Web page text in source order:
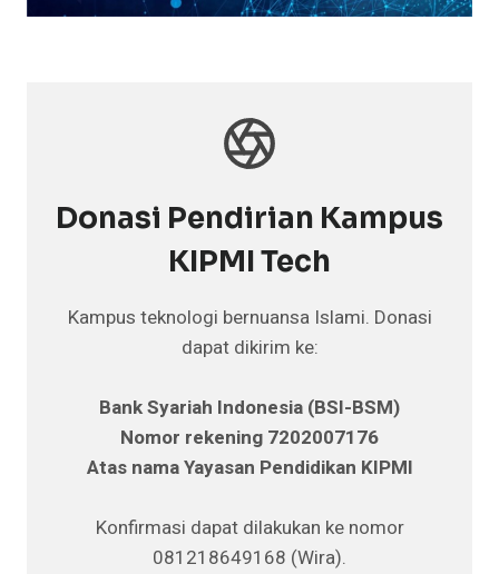
Donasi Pendirian Kampus
KIPMI Tech
Kampus teknologi bernuansa Islami. Donasi
dapat dikirim ke:
Bank Syariah Indonesia (BSI-BSM)
Nomor rekening 7202007176
Atas nama Yayasan Pendidikan KIPMI
Konfirmasi dapat dilakukan ke nomor
081218649168 (Wira).